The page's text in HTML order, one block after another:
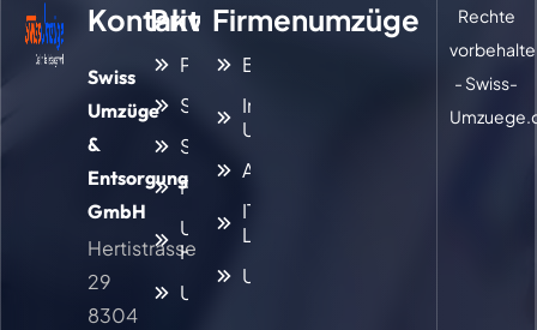
Kontakt
Swiss
Umzüge
&
Entsorgung
GmbH
Hertistrasse
29
8304
Privatumzüge
Privatumzug
Seniorenumzug
Studentenumzug
Familienumzug
Umzug mit
Haustieren
Umzugsreinigung
Firmenumzüge
Büroumzug
Interner
Umzug
Archivumzug
IT- und
Laborumzug
Umzugsreinigung
Rechte
- Swiss-